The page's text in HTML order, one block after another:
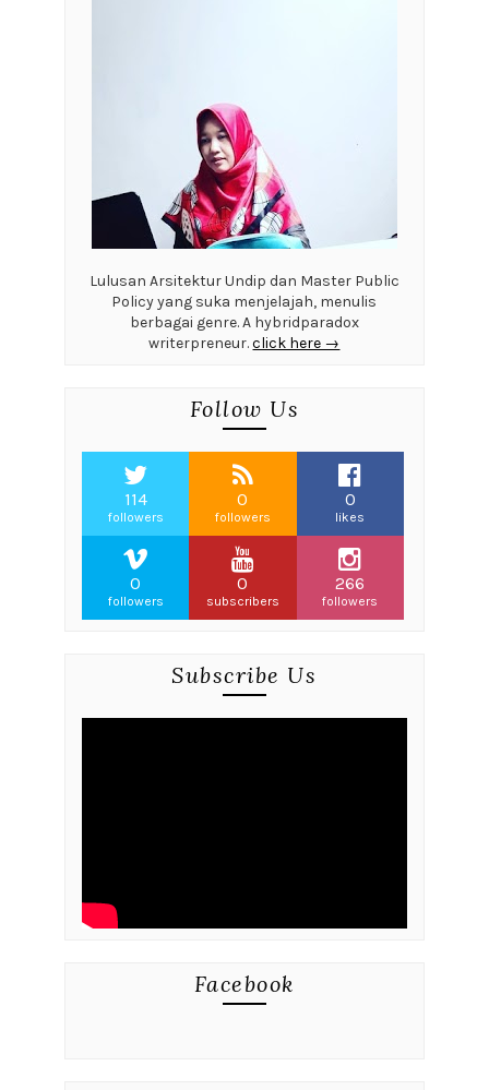
Lulusan Arsitektur Undip dan Master Public
Policy yang suka menjelajah, menulis
berbagai genre. A hybridparadox
writerpreneur.click here →
Follow Us
114
followers
0
followers
0
likes
0
followers
0
subscribers
266
followers
Subscribe Us
Facebook